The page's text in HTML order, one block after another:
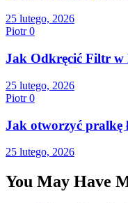
25 lutego, 2026
Piotr0
Jak Odkręcić Filtr w
25 lutego, 2026
Piotr0
Jak otworzyć pralkę
25 lutego, 2026
You May Have